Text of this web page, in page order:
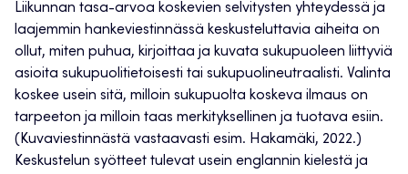
Liikunnan tasa-arvoa koskevien selvitysten yhteydessä ja
laajemmin hankeviestinnässä keskusteluttavia aiheita on
ollut, miten puhua, kirjoittaa ja kuvata sukupuoleen liittyviä
asioita sukupuolitietoisesti tai sukupuolineutraalisti. Valinta
koskee usein sitä, milloin sukupuolta koskeva ilmaus on
tarpeeton ja milloin taas merkityksellinen ja tuotava esiin.
(Kuvaviestinnästä vastaavasti esim. Hakamäki, 2022.)
Keskustelun syötteet tulevat usein englannin kielestä ja